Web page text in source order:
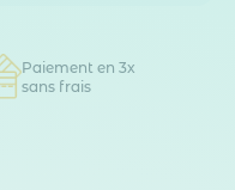
Paiement en 3x
sans frais